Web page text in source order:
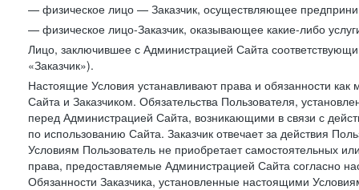
— физическое лицо — Заказчик, осуществляющее
— физическое лицо-Заказчик, оказывающее какие-либо
Лицо, заключившее с Администрацией Сайта
«Заказчик»).
Настоящие Условия устанавливают права и обязанности
Сайта и Заказчиком. Обязательства Пользователя,
перед Администрацией Сайта, возникающими в связи с
по использованию Сайта. Заказчик отвечает за действия
Условиям Пользователь не приобретает самостоятельных
права, предоставляемые Администрацией Сайта согласно
Обязанности Заказчика, установленные настоящими